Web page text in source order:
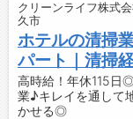
クリーンライフ株式
久市
ホテルの清掃
パート｜清掃
高時給！年休115日
業♪キレイを通して
かせる◎